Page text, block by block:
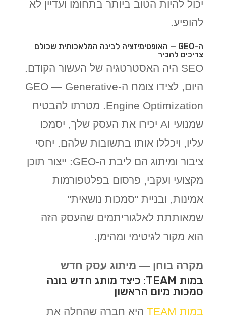
יכול להיות הטוב ביותר בתחומו ועדיין לא
להופיע.
ה-GEO — האופטימיזציה לבינה המלאכותית שכולם
צריכים להכיר
SEO היה האסטרטגיה של העשור הקודם.
היום, לצידו צומח ה-GEO — Generative
Engine Optimization. מטרתו להבטיח
שמנועי AI יכירו את העסק שלך, יסמכו
עליו, ויכללו אותו בתשובות שלהם. יחסי
ציבור ומיתוג הם ליבת ה-GEO: ייצור תוכן
מקצועי ועקבי, פרסום בפלטפורמות
אמינות, ובניית "סמכות נושאית"
שמאותתת לאלגוריתמים שהעסק הזה
הוא מקור לגיטימי ומהימן.
מקרה בוחן — מיתוג עסק חדש
במות TEAM: כיצד מותג חדש בונה
סמכות מיום הראשון
במות TEAM
היא חברה שהחלה את